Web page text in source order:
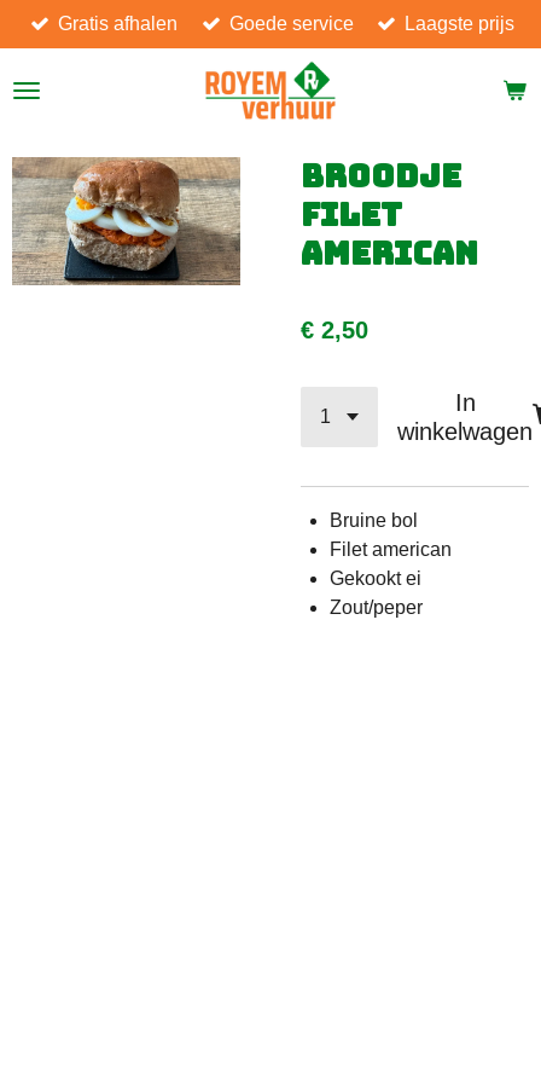
Ga
direct
naar
Gratis afhalen Goede service Laagste prijs
Broodje
filet
american
€ 2,50
In
winkelwagen
Bruine bol
Filet american
Gekookt ei
Zout/peper